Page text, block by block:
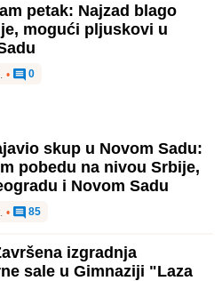
petak: Najzad blago
mogući pljuskovi u
• 0
skup u Novom Sadu:
pobedu na nivou Srbije,
i Novom Sadu
• 85
izgradnja
sale u Gimnaziji "Laza